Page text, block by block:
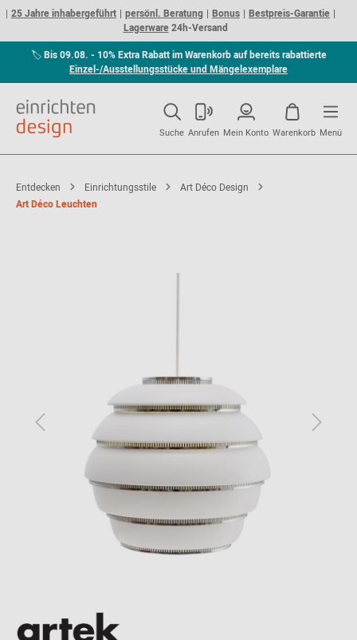
25 Jahre inhabergeführt persönl. Beratung Bonus
Bestpreis-Garantie
Lagerware24h-Versand
🏷Bis 09.08. - 10% Extra Rabatt im Warenkorb auf bereits rabattierte
Einzel-/Ausstellungsstücke und Mängelexemplare
Suche Anrufen Mein Konto Warenkorb Menü
Entdecken Einrichtungsstile
Art Déco Design
Art Déco Leuchten